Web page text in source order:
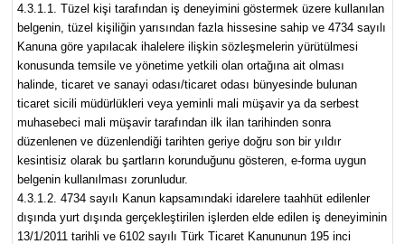
4.3.1.1. Tüzel kişi tarafından iş deneyimini göstermek üzere kullanılan
belgenin, tüzel kişiliğin yarısından fazla hissesine sahip ve 4734 sayılı
Kanuna göre yapılacak ihalelere ilişkin sözleşmelerin yürütülmesi
konusunda temsile ve yönetime yetkili olan ortağına ait olması
halinde, ticaret ve sanayi odası/ticaret odası bünyesinde bulunan
ticaret sicili müdürlükleri veya yeminli mali müşavir ya da serbest
muhasebeci mali müşavir tarafından ilk ilan tarihinden sonra
düzenlenen ve düzenlendiği tarihten geriye doğru son bir yıldır
kesintisiz olarak bu şartların korunduğunu gösteren, e-forma uygun
belgenin kullanılması zorunludur.
4.3.1.2. 4734 sayılı Kanun kapsamındaki idarelere taahhüt edilenler
dışında yurt dışında gerçekleştirilen işlerden elde edilen iş deneyiminin
13/1/2011 tarihli ve 6102 sayılı Türk Ticaret Kanununun 195 inci